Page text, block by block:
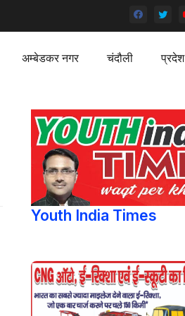
अम्बेडकर नगर चंदौली प्रदेश
Youth India Times